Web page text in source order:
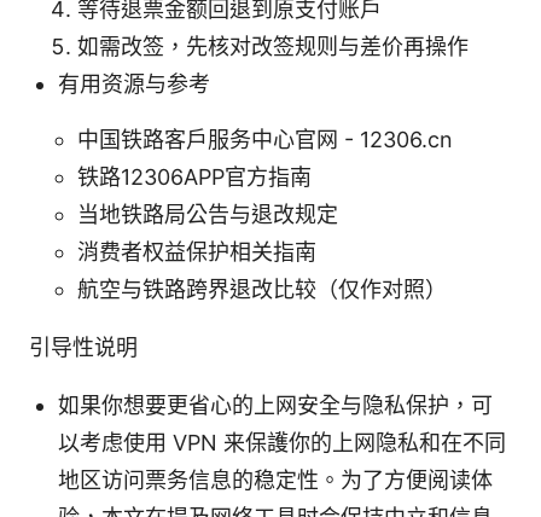
等待退票金额回退到原支付账户
如需改签，先核对改签规则与差价再操作
有用资源与参考
中国铁路客户服务中心官网 - 12306.cn
铁路12306APP官方指南
当地铁路局公告与退改规定
消费者权益保护相关指南
航空与铁路跨界退改比较（仅作对照）
引导性说明
如果你想要更省心的上网安全与隐私保护，可
以考虑使用 VPN 来保護你的上网隐私和在不同
地区访问票务信息的稳定性。为了方便阅读体